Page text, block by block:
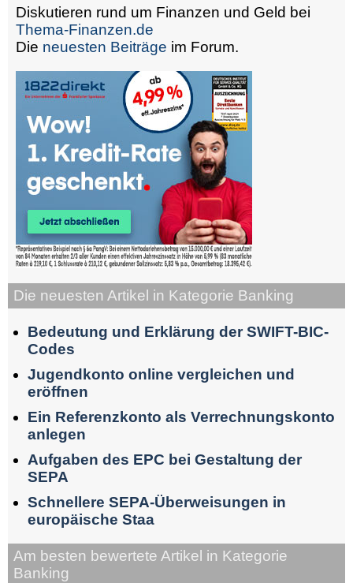
Diskutieren rund um Finanzen und Geld bei
Thema-Finanzen.de
Die neuesten Beiträge im Forum.
Die neuesten Artikel in Kategorie Banking
Bedeutung und Erklärung der SWIFT-BIC-
Codes
Jugendkonto online vergleichen und
eröffnen
Ein Referenzkonto als Verrechnungskonto
anlegen
Aufgaben des EPC bei Gestaltung der
SEPA
Schnellere SEPA-Überweisungen in
europäische Staa
Am besten bewertete Artikel in Kategorie
Banking